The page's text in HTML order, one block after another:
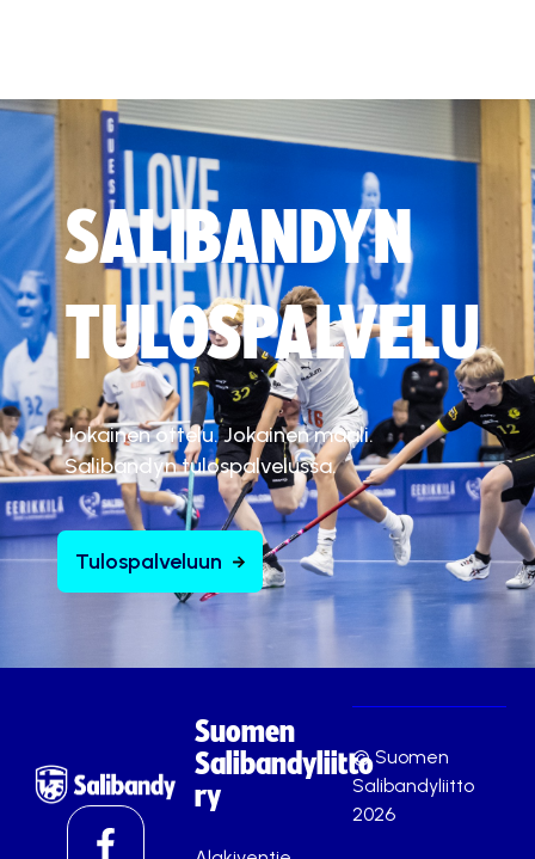
SALIBANDYN
TULOSPALVELU
Jokainen ottelu. Jokainen maali.
Salibandyn tulospalvelussa.
Tulospalveluun
Suomen
Salibandyliitto
ry
© Suomen
Salibandyliitto
2026